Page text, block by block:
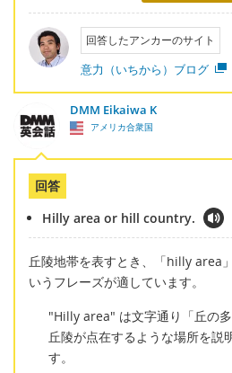
回答したアンカーのサイト
意力（いちから）ブログ
DMM Eikaiwa K
アメリカ合衆国
回答
Hilly area or hill country.
丘陵地帯を表すとき、「hilly area
いうフレーズが適しています。
"Hilly area" は文字通り「丘の多
丘陵が点在するような場所を説
す。